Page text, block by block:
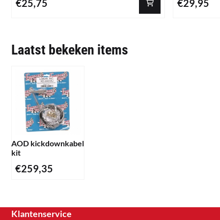
€25,75 €29,95
Laatst bekeken items
AOD kickdownkabel
kit
€259,35
Klantenservice